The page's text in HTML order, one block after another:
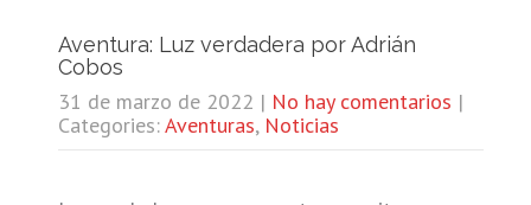
Aventura: Luz verdadera por Adrián
Cobos
31 de marzo de 2022 | No hay comentarios |
Categories:Aventuras, Noticias